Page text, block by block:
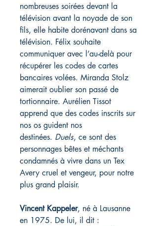
nombreuses soirées devant la
télévision avant la noyade de son
fils, elle habite dorénavant dans sa
télévision. Félix souhaite
communiquer avec l’au-delà pour
récupérer les codes de cartes
bancaires volées. Miranda Stolz
aimerait oublier son passé de
tortionnaire. Aurélien Tissot
apprend que des codes inscrits sur
nos os guident nos
destinées. Duels, ce sont des
personnages bêtes et méchants
condamnés à vivre dans un Tex
Avery cruel et vengeur, pour notre
plus grand plaisir.
Vincent Kappeler, né à Lausanne
en 1975. De lui, il dit :